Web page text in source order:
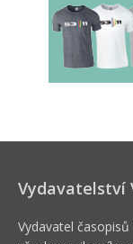
Vydavatelství
Vydavatel